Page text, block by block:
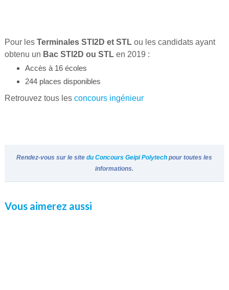
Pour les Terminales STI2D et STLou les candidats ayant
obtenu un Bac STI2D ou STLen 2019 :
Accès à 16 écoles
244 places disponibles
Retrouvez tous les concours ingénieur
Rendez-vous sur le sitedu Concours Geipi Polytech pour toutes les
informations.
Vous aimerez aussi